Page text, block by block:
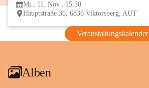
Mi., 11. Nov., 15:30
Hauptstraße 36, 6836 Viktorsberg, AUT
Veranstaltungskalender
Alben